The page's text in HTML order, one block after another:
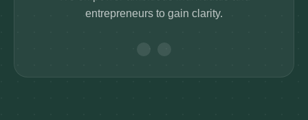
entrepreneurs to gain clarity.